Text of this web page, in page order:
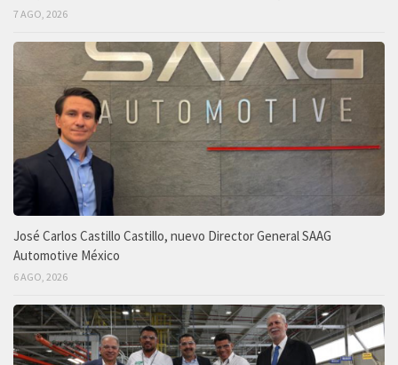
7 AGO, 2026
José Carlos Castillo Castillo, nuevo Director General SAAG
Automotive México
6 AGO, 2026